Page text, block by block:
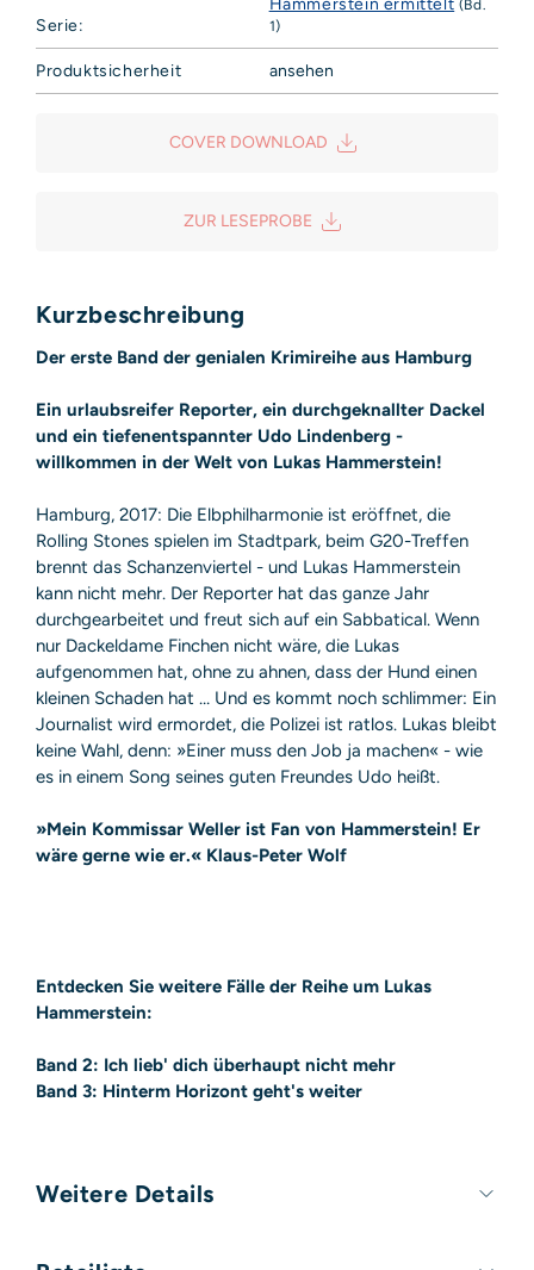
Serie:
(Bd.
1)
Produktsicherheit
ansehen
Sicherheitshinweis entsprechend Art. 9 Abs. 7 S. 2 der
COVER DOWNLOAD
ZUR LESEPROBE
Kurzbeschreibung
Der erste Band der genialen Krimireihe aus Hamburg
Ein urlaubsreifer Reporter, ein durchgeknallter Dackel
und ein tiefenentspannter Udo Lindenberg -
willkommen in der Welt von Lukas Hammerstein!
Hamburg, 2017: Die Elbphilharmonie ist eröffnet, die
Rolling Stones spielen im Stadtpark, beim G20-Treffen
brennt das Schanzenviertel - und Lukas Hammerstein
kann nicht mehr. Der Reporter hat das ganze Jahr
durchgearbeitet und freut sich auf ein Sabbatical. Wenn
nur Dackeldame Finchen nicht wäre, die Lukas
aufgenommen hat, ohne zu ahnen, dass der Hund einen
kleinen Schaden hat … Und es kommt noch schlimmer: Ein
Journalist wird ermordet, die Polizei ist ratlos. Lukas bleibt
keine Wahl, denn: »Einer muss den Job ja machen« - wie
es in einem Song seines guten Freundes Udo heißt.
»Mein Kommissar Weller ist Fan von Hammerstein! Er
wäre gerne wie er.« Klaus-Peter Wolf
Entdecken Sie weitere Fälle der Reihe um Lukas
Hammerstein:
Band 2: Ich lieb' dich überhaupt nicht mehr
Band 3: Hinterm Horizont geht's weiter
Weitere Details